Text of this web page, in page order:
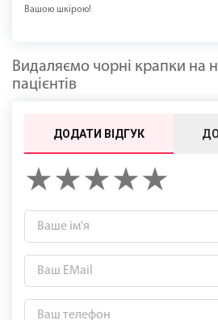
Вашою шкірою!
Видаляємо чорні крапки на
пацієнтів
ДОДАТИ ВІДГУК